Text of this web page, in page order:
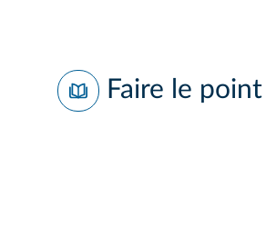
Faire le point